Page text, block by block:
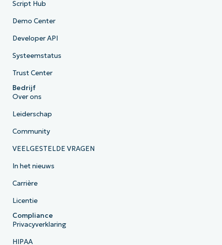
Script Hub
Demo Center
Developer API
Systeemstatus
Trust Center
Bedrijf
Over ons
Leiderschap
Community
VEELGESTELDE VRAGEN
In het nieuws
Carrière
Licentie
Compliance
Privacyverklaring
HIPAA